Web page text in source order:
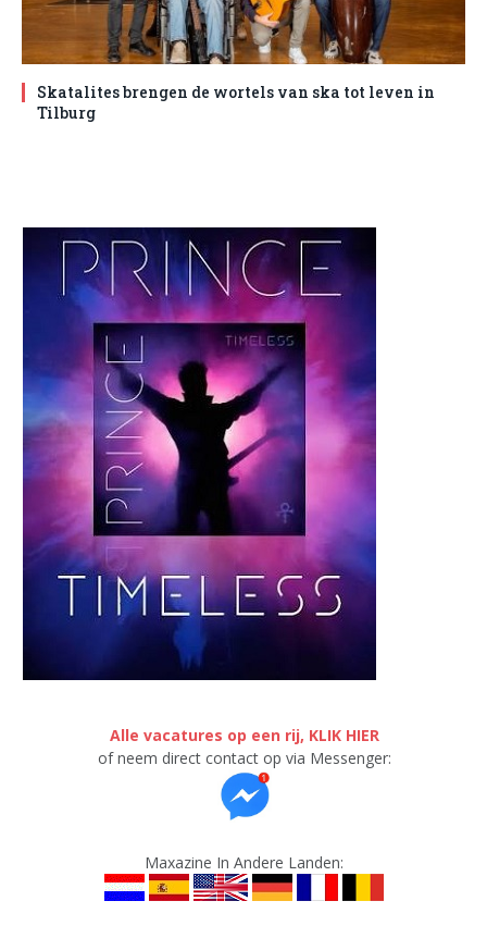
Skatalites brengen de wortels van ska tot leven in
Tilburg
Alle vacatures op een rij, KLIK HIER
of neem direct contact op via Messenger:
Maxazine In Andere Landen: